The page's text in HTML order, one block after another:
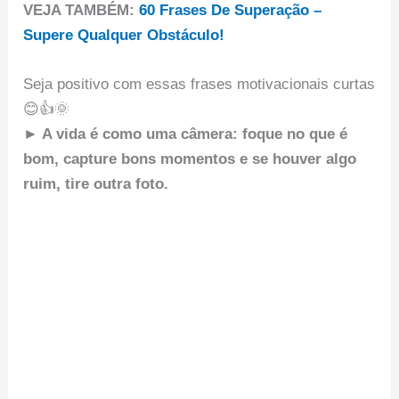
VEJA TAMBÉM:60 Frases De Superação –
Supere Qualquer Obstáculo!
Seja positivo com essas frases motivacionais curtas
😊👍🌞
► A vida é como uma câmera: foque no que é
bom, capture bons momentos e se houver algo
ruim, tire outra foto.